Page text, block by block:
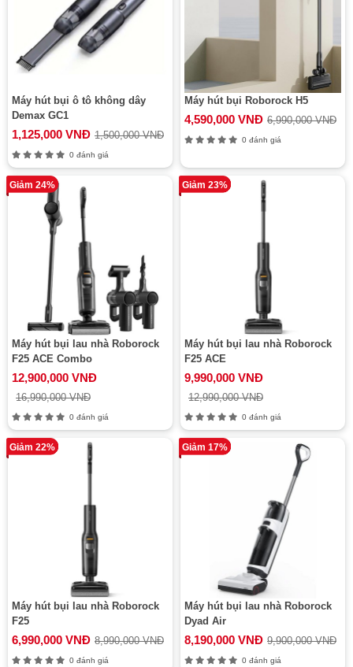
Máy hút bụi ô tô không dây
Demax GC1
1,125,000 VNĐ 1,500,000 VNĐ
0 đánh giá
Máy hút bụi Roborock H5
4,590,000 VNĐ 6,990,000 VNĐ
0 đánh giá
Giảm 24%
Máy hút bụi lau nhà Roborock
F25 ACE Combo
12,900,000 VNĐ
16,990,000 VNĐ
0 đánh giá
Giảm 23%
Máy hút bụi lau nhà Roborock
F25 ACE
9,990,000 VNĐ
12,990,000 VNĐ
0 đánh giá
Giảm 22%
Máy hút bụi lau nhà Roborock
F25
6,990,000 VNĐ 8,990,000 VNĐ
0 đánh giá
Giảm 17%
Máy hút bụi lau nhà Roborock
Dyad Air
8,190,000 VNĐ 9,900,000 VNĐ
0 đánh giá